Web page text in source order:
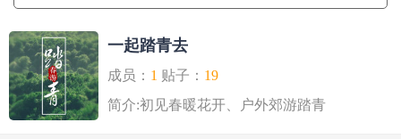
一起踏青去
成员： 1 贴子： 19
简介:初见春暖花开、户外郊游踏青